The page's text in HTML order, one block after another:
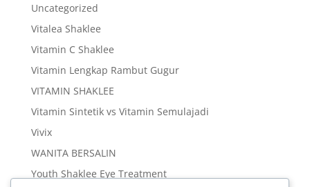
Uncategorized
Vitalea Shaklee
Vitamin C Shaklee
Vitamin Lengkap Rambut Gugur
VITAMIN SHAKLEE
Vitamin Sintetik vs Vitamin Semulajadi
Vivix
WANITA BERSALIN
Youth Shaklee Eye Treatment